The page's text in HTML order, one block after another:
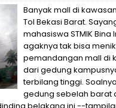
Banyak mall di
Tol Bekasi Barat.
mahasiswa STMIK Bina
agaknya tak bisa
pemandangan mall di
dari gedung
terbilang tinggi.
gedung sebelah barat